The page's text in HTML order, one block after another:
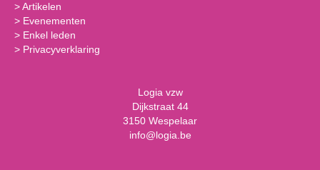
>Artikelen
> Evenementen
> Enkel leden
> Privacyverklaring
Logia vzw
Dijkstraat 44
3150 Wespelaar
info@logia.be